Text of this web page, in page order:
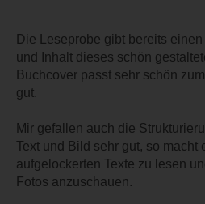
Die Leseprobe gibt bereits
und Inhalt dieses schön
Buchcover passt sehr schön
gut.
Mir gefallen auch die
Text und Bild sehr gut, so macht
aufgelockerten Texte zu lesen
Fotos anzuschauen.